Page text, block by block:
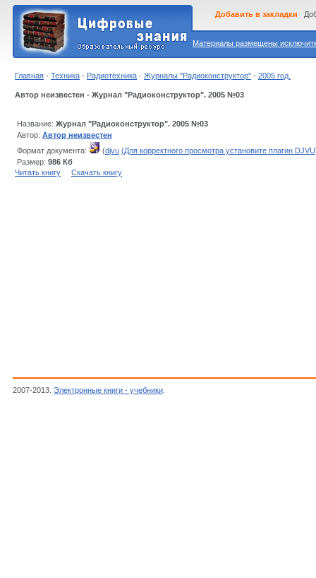
Материалы размещены
Добавить в закладки
Главная - Техника - Радиотехника - Журналы "Радиоконструктор" - 2005 год.
Автор неизвестен - Журнал "Радиоконструктор". 2005 №03
Название: Журнал "Радиоконструктор". 2005 №03
Автор: Автор неизвестен
Формат документа:
(djvu (Для корректного просмотра установите плагин
Размер: 986 Кб
Читать книгу
Скачать книгу
2007-2013. Электронные книги - учебники